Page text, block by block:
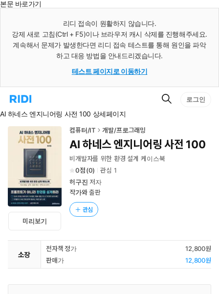
본문 바로가기
리디 접속이 원활하지 않습니다.
강제 새로 고침(Ctrl + F5)이나 브라우저 캐시 삭제를 진행해주세요.
계속해서 문제가 발생한다면 리디 접속 테스트를 통해 원인을 파악
하고 대응 방법을 안내드리겠습니다.
테스트 페이지로 이동하기
리
홈
로
검
로그인
AI 하네스 엔지니어링 사전 100 상세페이지
미리보기
컴퓨터/IT 개발/프로그래밍
AI 하네스 엔지니어링 사전 100
비개발자를 위한 환경 설계 케이스북
0
(0) 관심 1
허구진 저자
작가와출판
관심
소장
전자책 정가
12,800원
판매가
12,800원